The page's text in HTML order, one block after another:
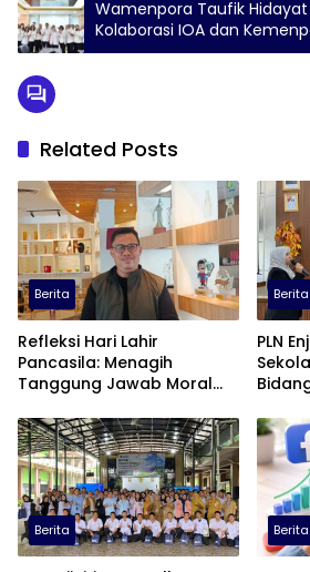
Wamenpora Taufik
Kolaborasi IOA dan
Pendidikan Olahraga
Related Posts
Berita
Refleksi Hari Lahir
Pancasila: Menagih
Tanggung Jawab Moral
Berita
PLN
Berita Berita